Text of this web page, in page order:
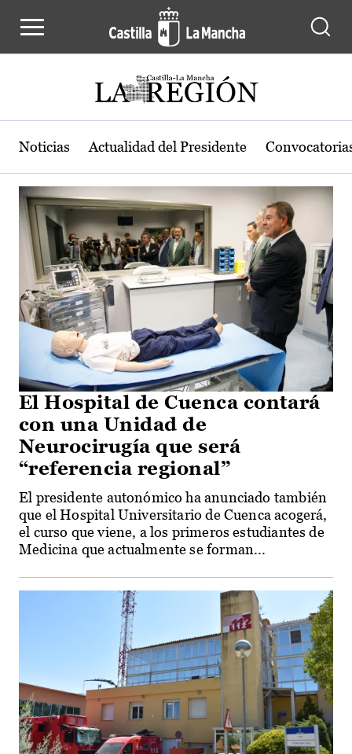
Actualidad de la región de Castilla-
Noticias Actualidad del Presidente
El Hospital de Cuenca contará
con una Unidad de
Neurocirugía que será
“referencia regional”
El presidente autonómico ha anunciado también
que el Hospital Universitario de Cuenca acogerá,
el curso que viene, a los primeros estudiantes de
Medicina que actualmente se forman...